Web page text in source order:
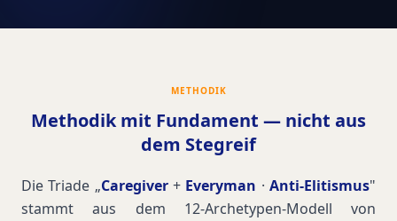
METHODIK
Methodik mit Fundament — nicht aus
dem Stegreif
Die Triade „Caregiver+ Everyman ·Anti-Elitismus"
stammt aus dem 12-Archetypen-Modell von